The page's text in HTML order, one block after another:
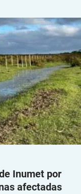
Inumet por
afectadas